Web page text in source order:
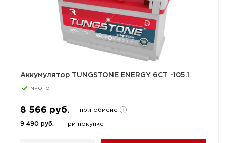
Аккумулятор TUNGSTONE ENERGY 6СТ -105.1
много
8 566 руб. — при обмене
9 490 руб. — при покупке